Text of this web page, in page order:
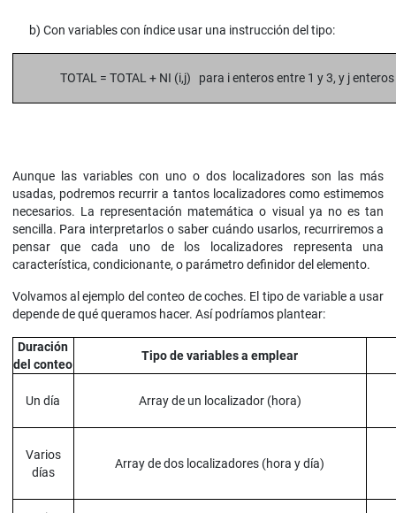
b) Con variables con índice usar una instrucción del tipo:
TOTAL = TOTAL + NI (i,j) para i enteros entre 1 y 3, y j
Aunque las variables con uno o dos localizadores son las más
usadas, podremos recurrir a tantos localizadores como estimemos
necesarios. La representación matemática o visual ya no es tan
sencilla. Para interpretarlos o saber cuándo usarlos, recurriremos a
pensar que cada uno de los localizadores representa una
característica, condicionante, o parámetro definidor del elemento.
Volvamos al ejemplo del conteo de coches. El tipo de variable a usar
depende de qué queramos hacer. Así podríamos plantear:
Duración
del conteo
Tipo de variables a emplear
Un día Array de un localizador (hora)
Varios
días
Array de dos localizadores (hora y día)